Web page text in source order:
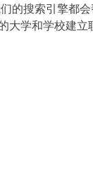
的搜索引擎都
大学和学校建立